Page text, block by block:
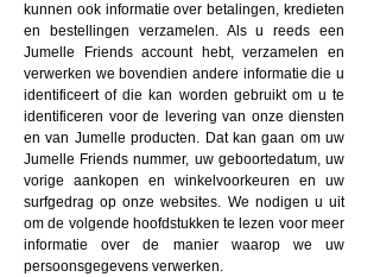
kunnen ook informatie over betalingen, kredieten
en bestellingen verzamelen. Als u reeds een
Jumelle Friends account hebt, verzamelen en
verwerken we bovendien andere informatie die u
identificeert of die kan worden gebruikt om u te
identificeren voor de levering van onze diensten
en van Jumelle producten. Dat kan gaan om uw
Jumelle Friends nummer, uw geboortedatum, uw
vorige aankopen en winkelvoorkeuren en uw
surfgedrag op onze websites. We nodigen u uit
om de volgende hoofdstukken te lezen voor meer
informatie over de manier waarop we uw
persoonsgegevens verwerken.